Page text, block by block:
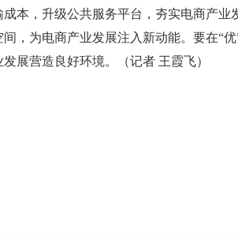
成本，升级公共服务平台，夯实电商产
间，为电商产业发展注入新动能。要在“
展营造良好环境。（记者 王霞飞）